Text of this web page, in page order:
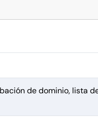
de dominio, lista